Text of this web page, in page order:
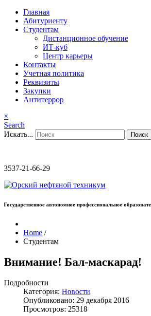
Главная
Абитуриенту
Студентам
Дистанционное обучение
ИТ-куб
Центр карьеры
Контакты
Учетная политика
Реквизиты
Закупки
Антитеррор
×
Search
Искать...
Поиск
3537-21-66-29
Государственное автономное профессиональное
Home /
Студентам
Внимание! Бал-маскарад!
Подробности
Категория: Новости
Опубликовано: 29 декабря 2016
Просмотров: 25318